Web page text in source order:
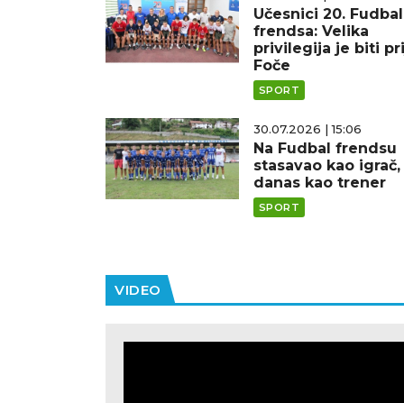
Učesnici 20. Fudbal
frendsa: Velika
privilegija je biti
Foče
SPORT
30.07.2026 | 15:06
Na Fudbal frendsu
stasavao kao igrač,
danas kao trener
SPORT
VIDEO